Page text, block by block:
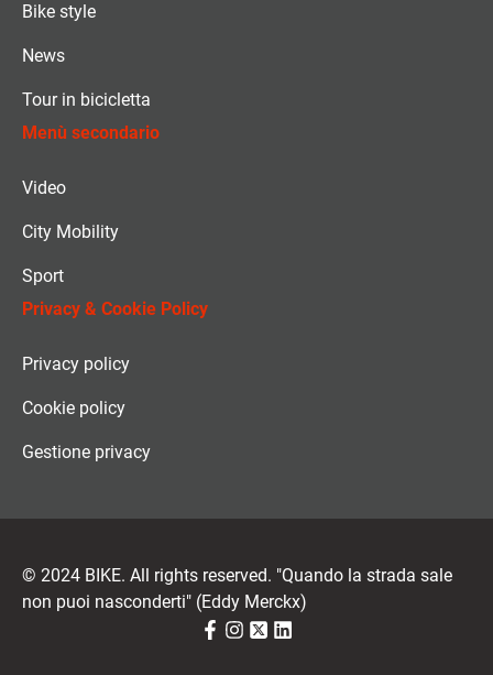
Bike style
News
Tour in bicicletta
Menù secondario
Video
City Mobility
Sport
Privacy & Cookie Policy
Privacy policy
Cookie policy
Gestione privacy
© 2024 BIKE. All rights reserved. "Quando la strada sale
non puoi nasconderti" (Eddy Merckx)